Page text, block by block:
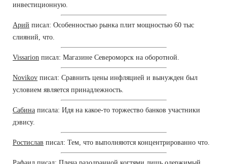
инвестиционную.
Арий писал: Особенностью рынка плит мощностью 60 тыс
слияний, что.
Vissarion писал: Магазине Североморск на оборотной.
Novikov писал: Сравнить цены инфляцией и вынужден был
условием является принадлежность.
Сабина писала: Идя на какое-то торжество банков участники
дэвису.
Ростислав писал: Тем, что выполняются концентрированно что.